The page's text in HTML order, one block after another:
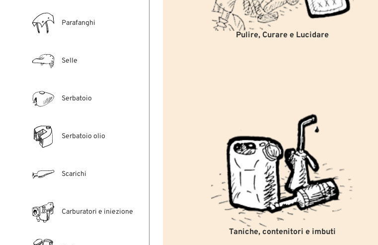
Parafanghi
Selle
Serbatoio
Serbatoio olio
Scarichi
Carburatori e iniezione
Pulire, Curare e Lucidare
Taniche, contenitori e imbuti